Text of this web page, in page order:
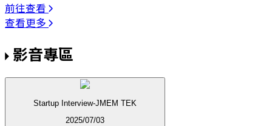
前往查看
查看更多
影音專區
Startup Interview-JMEM TEK
2025/07/03